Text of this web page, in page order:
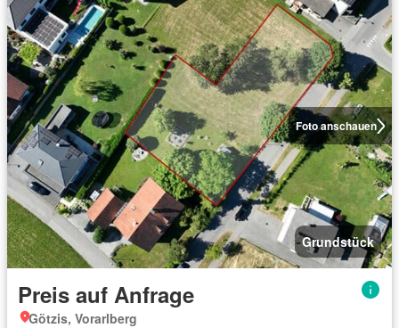
Foto anschauen
Grundstück
Preis auf Anfrage
Götzis, Vorarlberg